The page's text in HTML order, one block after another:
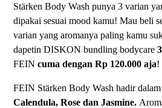
Stärken Body Wash punya 3 varian
dipakai sesuai mood kamu! Mau beli
varian yang aromanya paling kamu
dapetin DISKON bundling bodycare
FEINcuma dengan Rp 120.000 aja!
FEIN Stärken Body Wash hadir
Calendula, Rose dan Jasmine.